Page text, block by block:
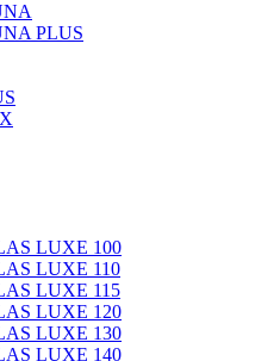
PLUS
LUXE 100
LUXE 110
LUXE 115
LUXE 120
LUXE 130
LUXE 140